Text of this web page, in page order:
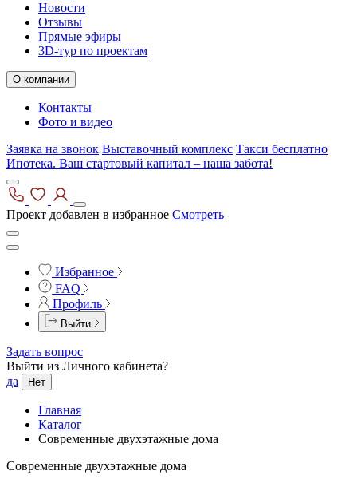
Новости
Отзывы
Прямые эфиры
3D-тур по проектам
О компании
Контакты
Фото и видео
Заявка на звонок Выставочный комплекс Такси бесплатно
Ипотека. Ваш стартовый капитал – наша забота!
Проект добавлен в избранное Смотреть
Избранное
FAQ
Профиль
Выйти
Задать вопрос
Выйти из Личного кабинета?
да
Нет
Главная
Каталог
Современные двухэтажные дома
Современные двухэтажные дома